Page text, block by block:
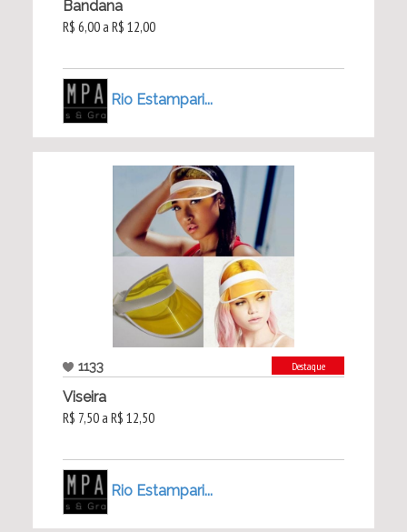
Bandana
R$ 6,00 a R$ 12,00
Rio Estampari...
1133 Destaque
Viseira
R$ 7,50 a R$ 12,50
Rio Estampari...